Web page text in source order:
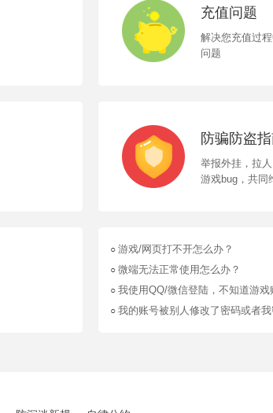
充值问题
解决您充值过
问题
防骗防盗
举报外挂，拉
游戏bug，共同
○ 游戏/网页打不开怎么办？
○ 微端无法正常使用怎么办？
○ 我使用QQ/微信登陆，不知道游戏
○ 我的账号被别人修改了密码或者